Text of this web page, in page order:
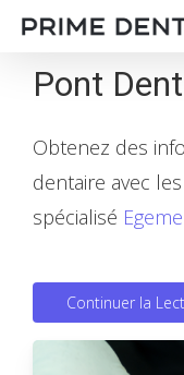
Skip
mainPont
Obtenez des
dentaire avec
spécialisé
Continuer la Lect